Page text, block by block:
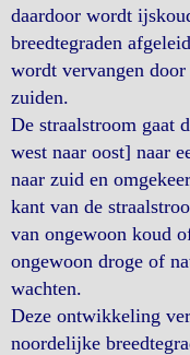
daardoor wordt
breedtegraden
wordt vervangen
zuiden.
De straalstroom gaat
west naar oost] naar
naar zuid en
kant van de
van ongewoon koud
ongewoon droge of
wachten.
Deze ontwikkeling
noordelijke